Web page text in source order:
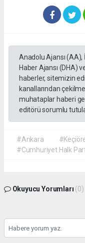
Anadolu Ajansı (AA),
Haber Ajansı (DHA)
haberler, sitemizin
kanallarından
muhataplar haberi
editörü sorumlu
#Ankara
#Cumhuriyet Halk
Okuyucu Yorumları (0)